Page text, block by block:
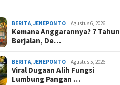
BERITA ,JENEPONTO Agustus 6, 2026
Kemana Anggarannya? 7 Tahun
Berjalan, De…
BERITA ,JENEPONTO Agustus 5, 2026
Viral Dugaan Alih Fungsi
Lumbung Pangan …